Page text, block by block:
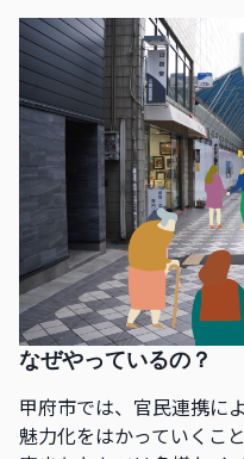
なぜやっているの？
甲府市では、官民連携に
魅力化をはかっていくこ